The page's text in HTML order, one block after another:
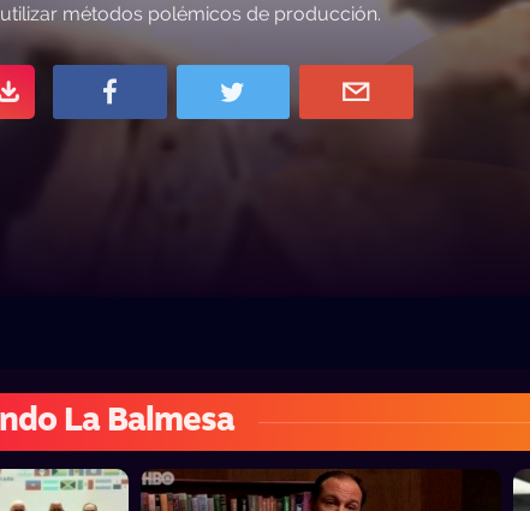
métodos polémicos de producción.
La Balmesa